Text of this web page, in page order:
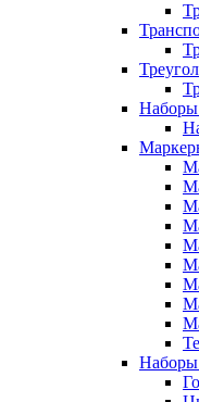
Наборы
Наборы